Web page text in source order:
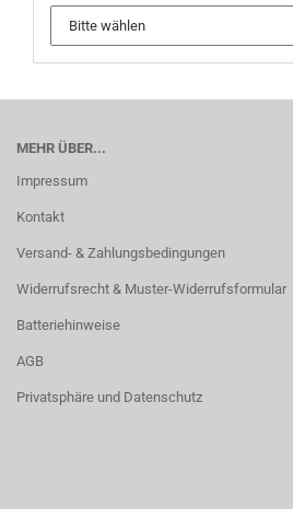
MEHR ÜBER...
Impressum
Kontakt
Versand- & Zahlungsbedingungen
Widerrufsrecht & Muster-Widerrufsformular
Batteriehinweise
AGB
Privatsphäre und Datenschutz